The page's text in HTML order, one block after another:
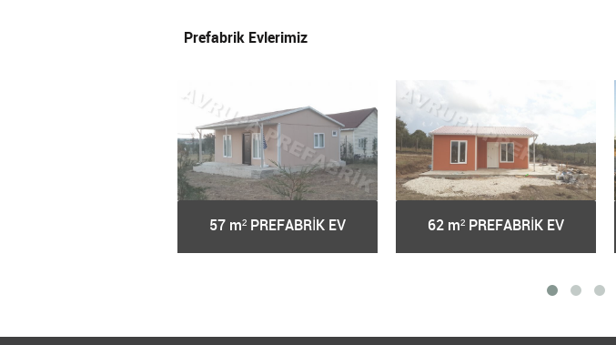
Prefabrik Evlerimiz
57 m² PREFABRİK EV 62 m² PREFABRİK EV